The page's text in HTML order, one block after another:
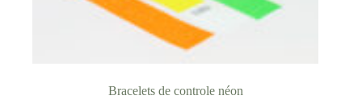
Bracelets de controle néon